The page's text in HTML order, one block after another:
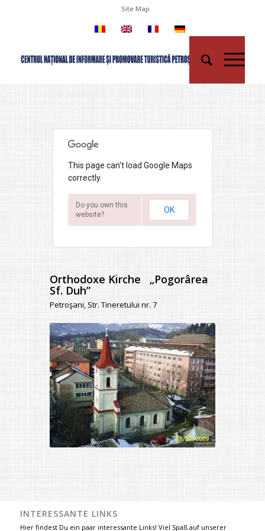
Site Map
This page can't load Google Maps
correctly.
Do you own this
website?
OK
Orthodoxe Kirche „Pogorârea
Sf. Duh”
Petroşani, Str. Tineretului nr. 7
INTERESSANTE LINKS
Hier findest Du ein paar interessante Links! Viel Spaß auf unserer